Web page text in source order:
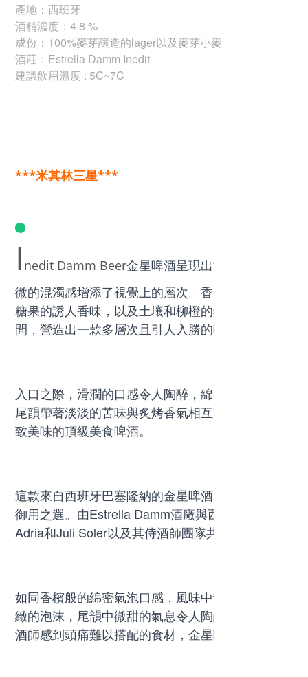
產地：西班牙
酒精濃度：4.8 %
成份：100%麥芽釀造的lager以及麥芽小麥
酒莊：Estrella Damm Inedit
建議飲用溫度 : 5C~7C
***米其林三星***
I nedit Damm Beer金星啤酒呈現出流動的暗銅色澤
微的混濁感增添了視覺上的層次。香氣濃郁而複雜，
糖果的誘人香味，以及土壤和柳橙的獨特氣息。新鮮
間，營造出一款多層次且引人入勝的啤酒。
入口之際，滑潤的口感令人陶醉，綿密的氣泡如絲般
尾韻帶著淡淡的苦味與炙烤香氣相互輝映，餘味持久
致美味的頂級美食啤酒。
這款來自西班牙巴塞隆納的金星啤酒不僅是一種飲品
御用之選。由Estrella Damm酒廠與西班牙頂級餐廳“
Adria和Juli Soler以及其侍酒師團隊共同合作，釀製
如同香檳般的綿密氣泡口感，風味中散發清甜的果味
緻的泡沫，尾韻中微甜的氣息令人陶醉。無論是單獨
酒師感到頭痛難以搭配的食材，金星啤酒都能輕鬆解